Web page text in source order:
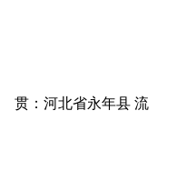
贯：河北省永年县 流